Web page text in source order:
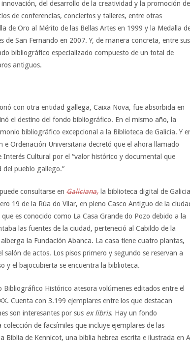
del desarrollo de la creatividad y la promoción de
de conferencias, conciertos y talleres, entre otras
de Oro al Mérito de las Bellas Artes en 1999 y la Medalla
de San Fernando en 2007. Y, de manera concreta, entre sus
bibliográfico especializado compuesto de un total de
antiguos.
con otra entidad gallega, Caixa Nova, fue absorbida en
el destino del fondo bibliográfico. En el mismo año, la
bibliográfico excepcional a la Biblioteca de Galicia. Y
e Ordenación Universitaria decretó que el ahora llamado
Cultural por el “valor histórico y documental que
pueblo gallego.”
consultarse en Galiciana, la biblioteca digital de
19 de la Rúa do Vilar, en pleno Casco Antiguo de la
es conocido como La Casa Grande do Pozo debido a la
las fuentes de la ciudad, perteneció al Cabildo de la
la Fundación Abanca. La casa tiene cuatro plantas,
salón de actos. Los pisos primero y segundo se reservan a
y el bajocubierta se encuentra la biblioteca.
Bibliográfico Histórico atesora volúmenes editados entre el
Cuenta con 3.199 ejemplares entre los que destacan
son interesantes por sus ex libris. Hay un fondo
de facsímiles que incluye ejemplares de las
Biblia de Kennicot, una biblia hebrea escrita e ilustrada en A